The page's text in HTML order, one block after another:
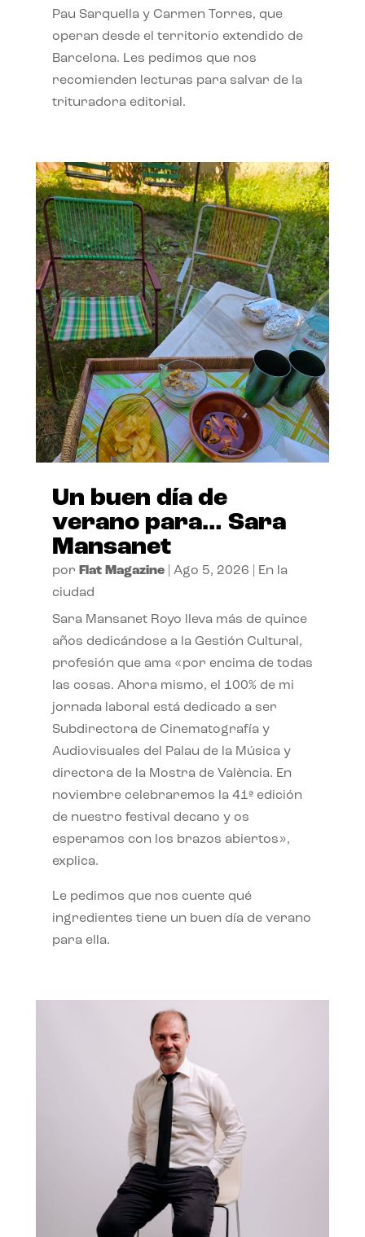
Pau Sarquella y Carmen Torres, que
operan desde el territorio extendido de
Barcelona. Les pedimos que nos
recomienden lecturas para salvar de la
trituradora editorial.
Un buen día de
verano para… Sara
Mansanet
por Flat Magazine| Ago 5, 2026
En la
ciudad
Sara Mansanet Royo lleva más de quince
años dedicándose a la Gestión Cultural,
profesión que ama «por encima de todas
las cosas. Ahora mismo, el 100% de mi
jornada laboral está dedicado a ser
Subdirectora de Cinematografía y
Audiovisuales del Palau de la Música y
directora de la Mostra de València. En
noviembre celebraremos la 41ª edición
de nuestro festival decano y os
esperamos con los brazos abiertos»,
explica.
Le pedimos que nos cuente qué
ingredientes tiene un buen día de verano
para ella.